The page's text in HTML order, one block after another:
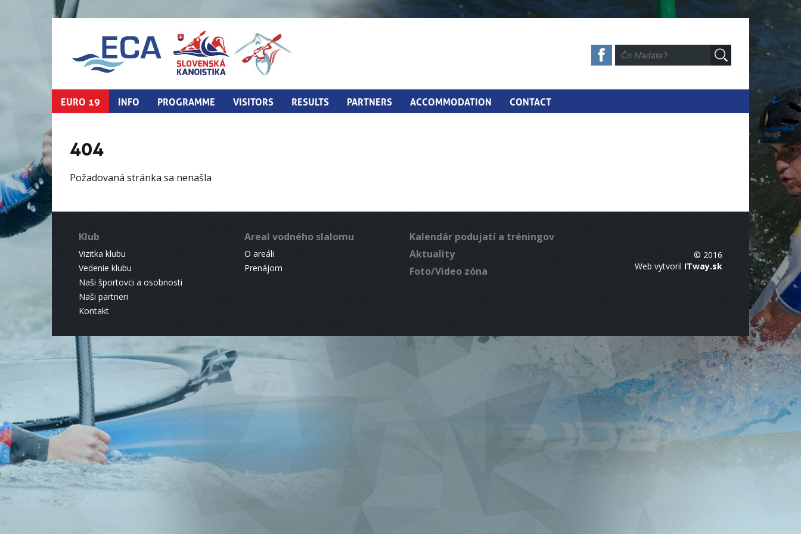
EURO 19 INFO PROGRAMME VISITORS RESULTS PARTNERS ACCOMMODATION CONTACT
404
Požadovaná stránka sa nenašla
Klub
Vizitka klubu
Vedenie klubu
Naši športovci a osobnosti
Naši partneri
Kontakt
Areal vodného slalomu
O areáli
Prenájom
Kalendár podujatí a tréningov
Aktuality
Foto/Video zóna
© 2016
Web vytvoril ITway.sk